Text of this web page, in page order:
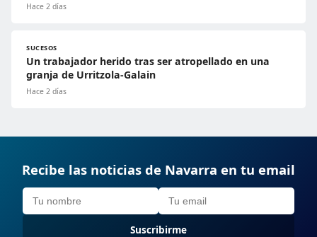
Hace 2 días
SUCESOS
Un trabajador herido tras ser atropellado en una
granja de Urritzola-Galain
Hace 2 días
Recibe las noticias de Navarra en tu email
Suscribirme